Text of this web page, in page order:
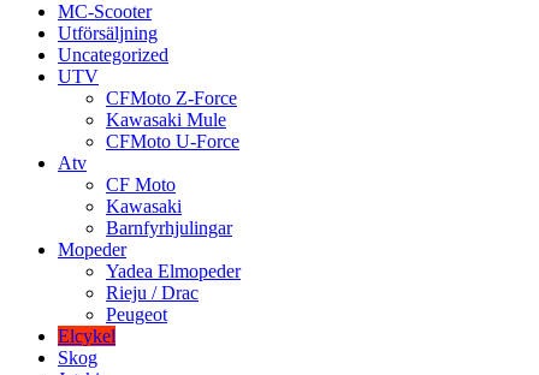
MC-Scooter
Utförsäljning
Uncategorized
UTV
CFMoto Z-Force
Kawasaki Mule
CFMoto U-Force
Atv
CF Moto
Kawasaki
Barnfyrhjulingar
Mopeder
Yadea Elmopeder
Rieju / Drac
Peugeot
Elcykel
Skog